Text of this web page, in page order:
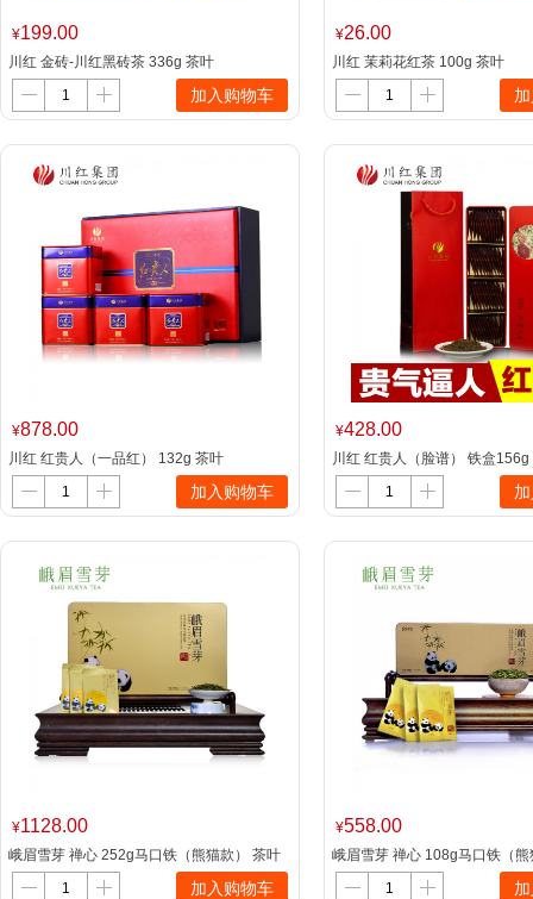
¥199.00
川红 金砖-川红黑砖茶 336g 茶叶
加入购物车
¥26.00
川红 茉莉花红茶 100g 茶叶
¥878.00
川红 红贵人（一品红） 132g 茶叶
加入购物车
¥428.00
川红 红贵人（脸谱） 铁盒156g
¥1128.00
峨眉雪芽 禅心 252g马口铁（熊猫款） 茶叶
加入购物车
¥558.00
峨眉雪芽 禅心 108g马口铁（